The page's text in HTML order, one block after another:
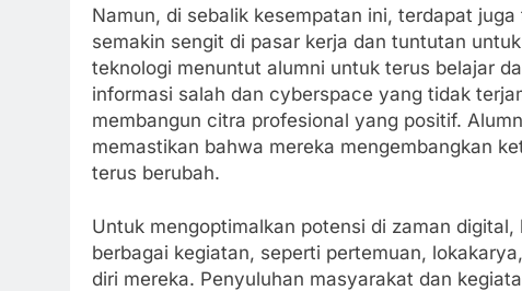
Namun, di sebalik kesempatan ini, terdapat
semakin sengit di pasar kerja dan tuntutan
teknologi menuntut alumni untuk terus belajar
informasi salah dan cyberspace yang tidak
membangun citra profesional yang positif.
memastikan bahwa mereka mengembangkan
terus berubah.
Untuk mengoptimalkan potensi di zaman
berbagai kegiatan, seperti pertemuan,
diri mereka. Penyuluhan masyarakat dan